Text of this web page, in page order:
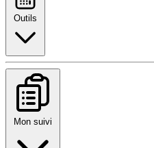
Outils
Mon suivi